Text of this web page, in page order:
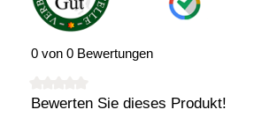
0 von 0 Bewertungen
Durchschnittliche Bewertung von 0 von
Bewerten Sie dieses Produkt!